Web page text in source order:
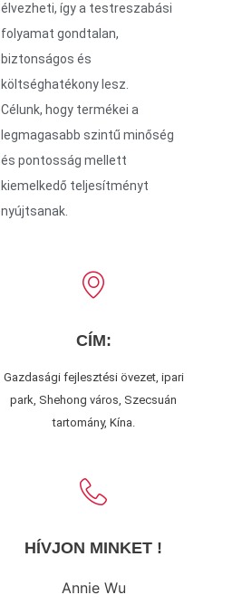
élvezheti, így a testreszabási
folyamat gondtalan,
biztonságos és
költséghatékony lesz.
Célunk, hogy termékei a
legmagasabb szintű minőség
és pontosság mellett
kiemelkedő teljesítményt
nyújtsanak.
CÍM:
Gazdasági fejlesztési övezet, ipari
park, Shehong város, Szecsuán
tartomány, Kína.
HÍVJON MINKET !
Annie Wu